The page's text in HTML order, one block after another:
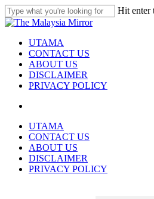
Skip
to
content
Hit enter
Close
search
Menu
UTAMA
CONTACT US
ABOUT US
DISCLAIMER
PRIVACY POLICY
UTAMA
CONTACT US
ABOUT US
DISCLAIMER
PRIVACY POLICY